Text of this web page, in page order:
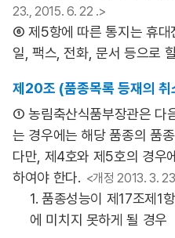
23., 2015. 6. 22 .>
⑥ 제5항에 따른 통지는 휴대
일, 팩스, 전화, 문서 등으로
제20조 (품종목록 등재의 취
① 농림축산식품부장관은 다
는 경우에는 해당 품종의 품
다만, 제4호와 제5호의 경우
하여야 한다. <개정 2013. 3.
1. 품종성능이 제17조제1
에 미치지 못하게 될 경우